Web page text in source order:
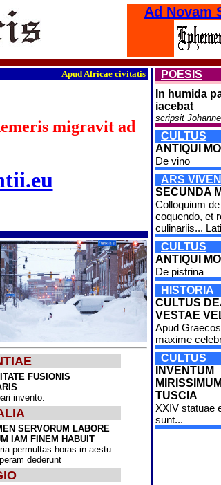
Ad Novam
Apud Africae civitatis Burkina Faso fines
migravit ad
FUSIONIS
invento.
SERVORUM LABORE
IAM FINEM HABUIT
permultas horas in aestu
dederunt
POESIS
In humida
iacebat
scripsit
CULTUS
ANTIQUI
De vino
ARS
SECUNDA
Colloquium
coquendo, et
culinariis...
CULTUS
ANTIQUI
De pistrina
HISTORIA
CULTUS
VESTAE
Apud
maxime
CULTUS
INVENTUM
TUSCIA
XXIV statuae
sunt...